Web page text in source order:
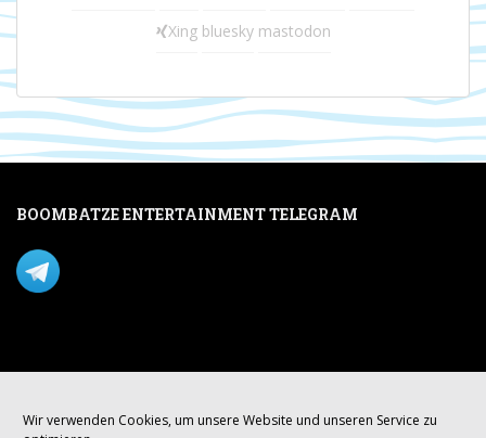
Wir verwenden Cookies, um unsere Website und unseren Service zu
Xing bluesky mastodon
BOOMBATZE ENTERTAINMENT TELEGRAM